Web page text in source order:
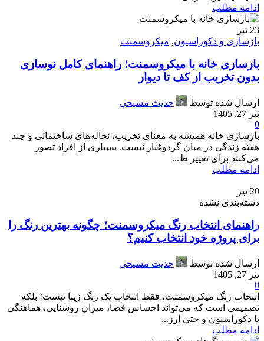
ادامه مطلب
23 تیر
بازسازی و دکوراسیون, میکروسمنت
بازسازی خانه با میکروسمنت؛ راهنمای کامل نوسازی
بدون تخریب از کف تا دیوار
ارسال شده توسط
حدیث مسیحی
تیر 27, 1405
0
بازسازی خانه همیشه به معنای تخریب، نخاله‌های ساختمانی و چند
هفته زندگی در میان گردوغبار نیست. بسیاری از افراد تصور
می‌کنند برای تغییر ظ...
ادامه مطلب
20 تیر
دسته‌بندی نشده
راهنمای انتخاب رنگ میکروسمنت؛ چگونه بهترین رنگ را
برای پروژه خود انتخاب کنیم؟
ارسال شده توسط
حدیث مسیحی
تیر 27, 1405
0
انتخاب رنگ میکروسمنت، فقط انتخاب یک رنگ زیبا نیست؛ بلکه
تصمیمی است که می‌تواند احساس فضا، میزان روشنایی، هماهنگی
با دکوراسیون و حتی ارز...
ادامه مطلب